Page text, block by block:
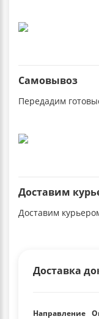
Самовывоз
Передадим
Доставим
Доставим
Доставка
Направление